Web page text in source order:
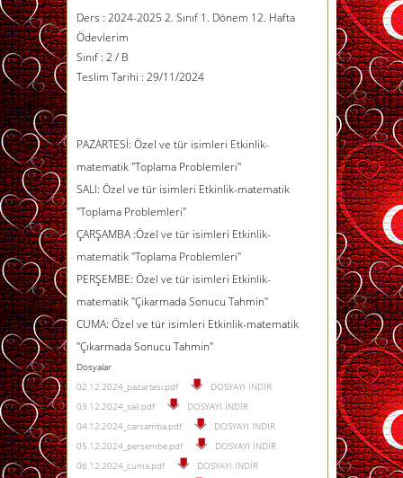
Ders : 2024-2025 2. Sınıf 1. Dönem 12. Hafta
Ödevlerim
Sınıf : 2 / B
Teslim Tarihi : 29/11/2024
PAZARTESİ: Özel ve tür isimleri Etkinlik-
matematik "Toplama Problemleri"
SALI: Özel ve tür isimleri Etkinlik-matematik
"Toplama Problemleri"
ÇARŞAMBA :Özel ve tür isimleri Etkinlik-
matematik "Toplama Problemleri"
PERŞEMBE: Özel ve tür isimleri Etkinlik-
matematik "Çıkarmada Sonucu Tahmin"
CUMA: Özel ve tür isimleri Etkinlik-matematik
"Çıkarmada Sonucu Tahmin"
Dosyalar
02.12.2024_pazartesi.pdf
DOSYAYI İNDİR
03.12.2024_sali.pdf
DOSYAYI İNDİR
04.12.2024_carsamba.pdf
DOSYAYI İNDİR
05.12.2024_persembe.pdf
DOSYAYI İNDİR
06.12.2024_cuma.pdf
DOSYAYI İNDİR